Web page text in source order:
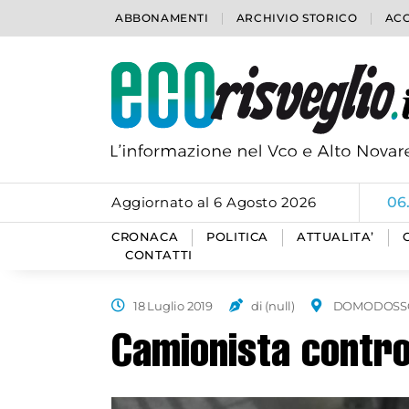
ABBONAMENTI ARCHIVIO STORICO
Aggiornato al 6 Agosto 2026
CRONACA POLITICA ATTUALITA’
CONTATTI
18 Luglio 2019 di (null)
Camionista